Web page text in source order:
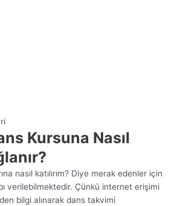
Kursuna Nasıl
nasıl katılırım? Diye merak edenler için
verilebilmektedir. Çünkü internet erişimi
bilgi alınarak dans takvimi